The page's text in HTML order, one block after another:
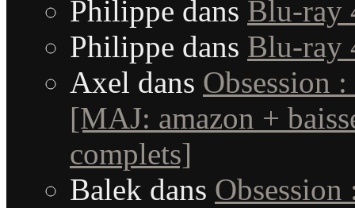
Philippe dans Blu-ray
Philippe dans Blu-ray
Axel dans Obsession
[MAJ: amazon +
complets]
Balek dans Obsession